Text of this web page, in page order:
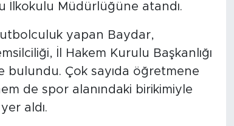
İlkokulu Müdürlüğüne atandı.
yapan Baydar,
İl Hakem Kurulu Başkanlığı
Çok sayıda öğretmene
de spor alanındaki birikimiyle
aldı.